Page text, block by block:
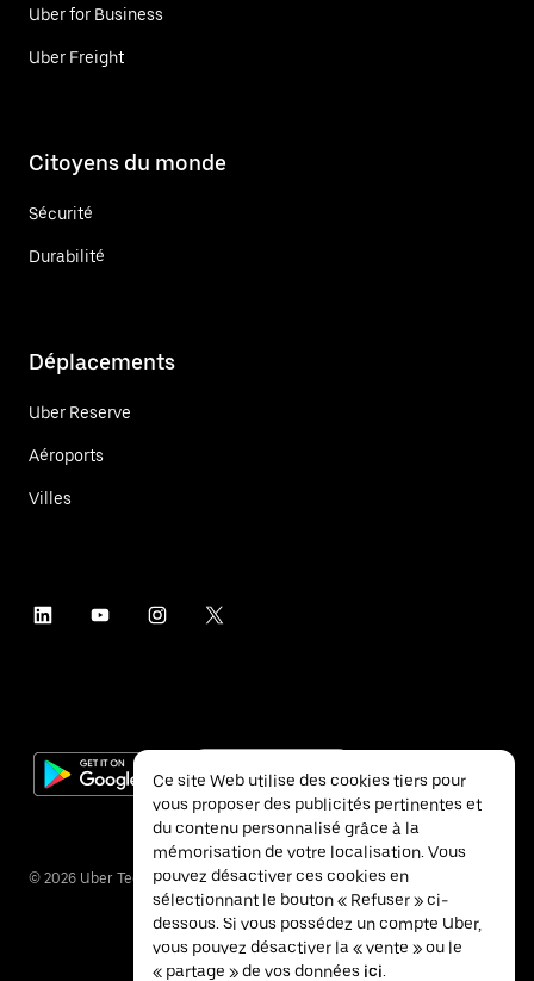
Uber for Business
Uber Freight
Citoyens du monde
Sécurité
Durabilité
Déplacements
Uber Reserve
Aéroports
Villes
© 2026 Uber Technologies Inc.
Ce site Web utilise des cookies tiers pour
vous proposer des publicités pertinentes et
du contenu personnalisé grâce à la
mémorisation de votre localisation. Vous
pouvez désactiver ces cookies en
sélectionnant le bouton « Refuser » ci-
dessous. Si vous possédez un compte Uber,
vous pouvez désactiver la « vente » ou le
« partage » de vos données ici.